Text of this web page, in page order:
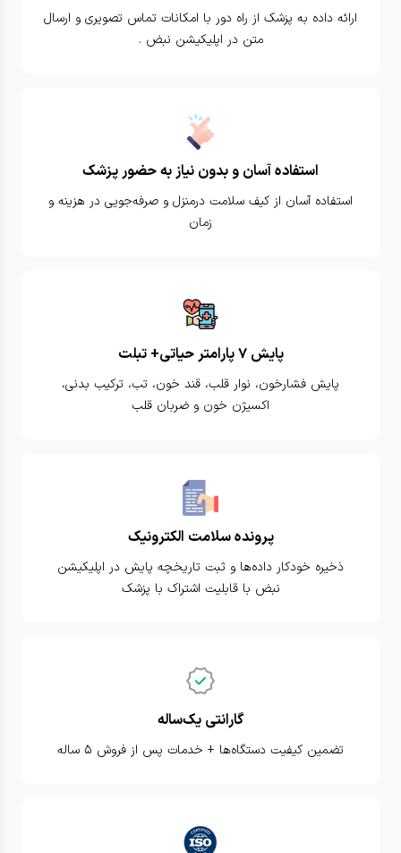
ارائه داده به پزشک از راه دور با امکانات تماس تصویری و ارسال
متن در اپلیکیشن نبض .
استفاده آسان و بدون نیاز به حضور پزشک
استفاده آسان از کیف سلامت درمنزل و صرفه‌جویی در هزینه و
زمان
پایش ۷ پارامتر حیاتی+ تبلت
پایش فشارخون، نوار قلب، قند خون، تب، ترکیب بدنی،
اکسیژن خون و ضربان قلب
پرونده سلامت الکترونیک
ذخیره خودکار داده‌ها و ثبت تاریخچه پایش در اپلیکیشن
نبض با قابلیت اشتراک با پزشک
گارانتی یک‌ساله
تضمین کیفیت دستگاه‌ها + خدمات پس از فروش ۵ ساله